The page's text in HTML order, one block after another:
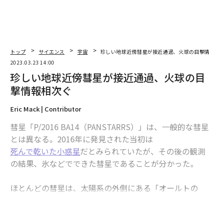
トップ サイエンス 宇宙
珍しい地球近傍彗星が接近通過、火球の目撃情報
2023.03.23 14:00
珍しい地球近傍彗星が接近通過、火球の目
撃情報相次ぐ
Eric Mack | Contributor
彗星「P/2016 BA14（PANSTARRS）」は、一般的な彗星
とは異なる。2016年に発見された当初は
死んで乾いた小惑星だとみられていたが、その後の観測
の結果、氷などでできた彗星であることが分かった。
ほとんどの彗星は、太陽系の外側にある「オールトの